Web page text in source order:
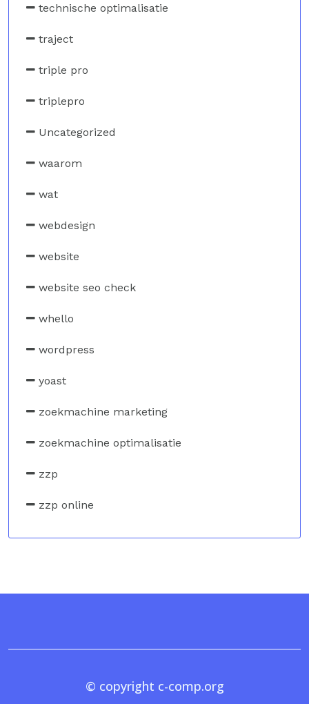
technische optimalisatie
traject
triple pro
triplepro
Uncategorized
waarom
wat
webdesign
website
website seo check
whello
wordpress
yoast
zoekmachine marketing
zoekmachine optimalisatie
zzp
zzp online
© copyright c-comp.org